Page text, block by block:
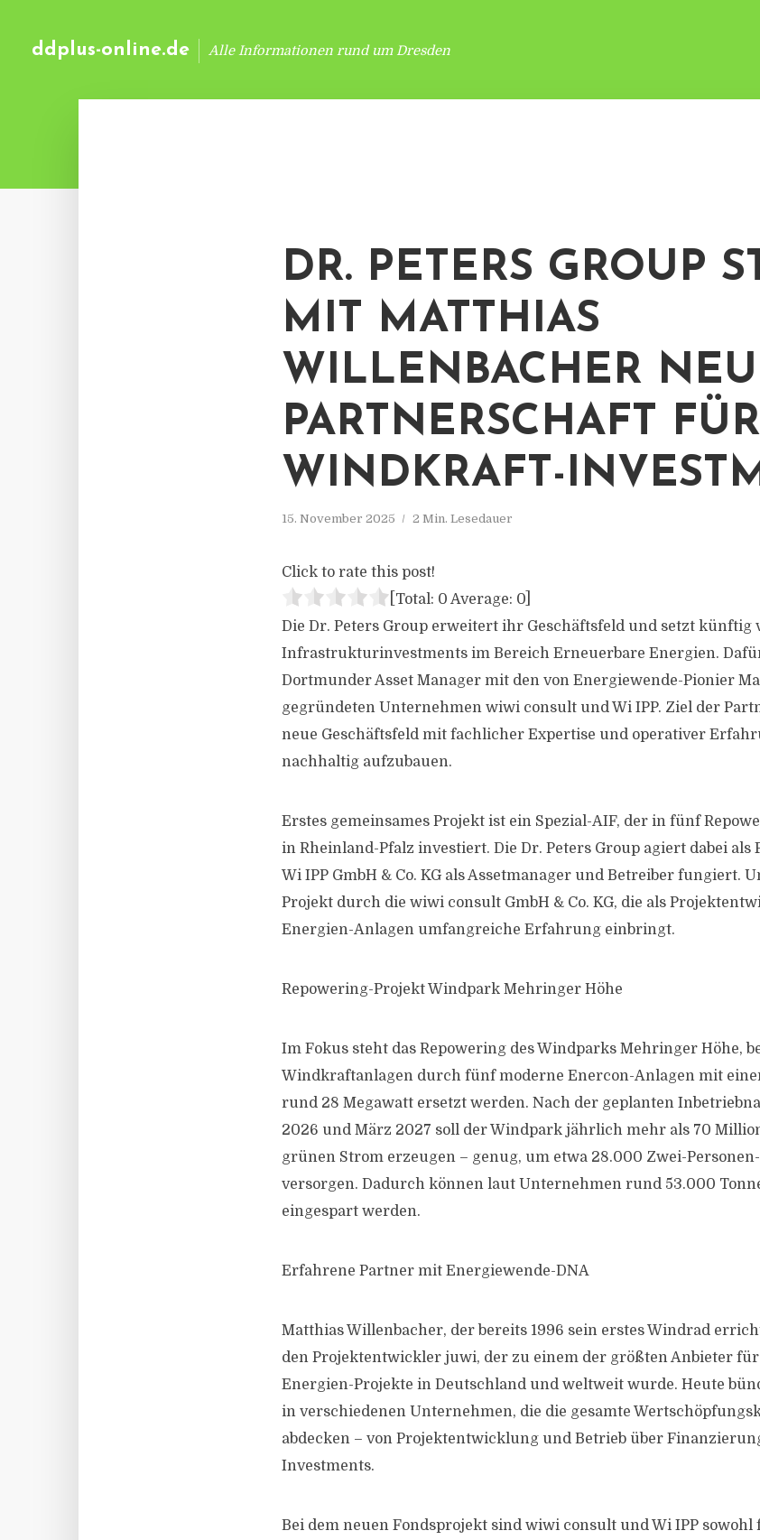
ddplus-online.de Alle Informationen rund um Dresden
DR. PETERS GROUP
MIT MATTHIAS
WILLENBACHER
PARTNERSCHAFT FÜR
WINDKRAFT-
15. November 2025 2 Min. Lesedauer
Click to rate this post!
[Total: 0 Average: 0
Die Dr. Peters Group erweitert ihr Geschäftsfeld und setzt künftig
Infrastrukturinvestments im Bereich Erneuerbare Energien.
Dortmunder Asset Manager mit den von Energiewende-Pionier
gegründeten Unternehmen wiwi consult und Wi IPP. Ziel der
neue Geschäftsfeld mit fachlicher Expertise und operativer
nachhaltig aufzubauen.
Erstes gemeinsames Projekt ist ein Spezial-AIF, der in fünf
in Rheinland-Pfalz investiert. Die Dr. Peters Group agiert dabei als
Wi IPP GmbH & Co. KG als Assetmanager und Betreiber fungiert.
Projekt durch die wiwi consult GmbH & Co. KG, die als
Energien-Anlagen umfangreiche Erfahrung einbringt.
Repowering-Projekt Windpark Mehringer Höhe
Im Fokus steht das Repowering des Windparks Mehringer Höhe,
Windkraftanlagen durch fünf moderne Enercon-Anlagen mit
rund 28 Megawatt ersetzt werden. Nach der geplanten
2026 und März 2027 soll der Windpark jährlich mehr als 70
grünen Strom erzeugen – genug, um etwa 28.000 Zwei-
versorgen. Dadurch können laut Unternehmen rund 53.000
eingespart werden.
Erfahrene Partner mit Energiewende-DNA
Matthias Willenbacher, der bereits 1996 sein erstes Windrad
den Projektentwickler juwi, der zu einem der größten Anbieter
Energien-Projekte in Deutschland und weltweit wurde. Heute
in verschiedenen Unternehmen, die die gesamte
abdecken – von Projektentwicklung und Betrieb über
Investments.
Bei dem neuen Fondsprojekt sind wiwi consult und Wi IPP sowohl